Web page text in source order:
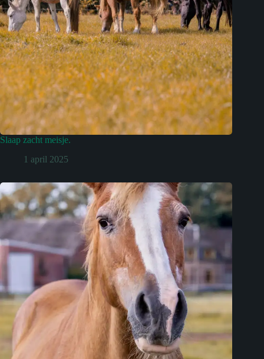
Slaap zacht meisje.
1 april 2025